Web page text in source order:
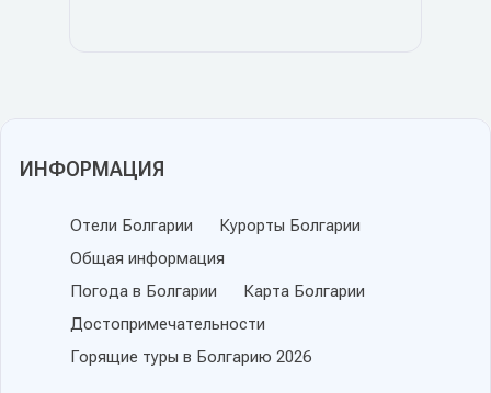
ИНФОРМАЦИЯ
Отели Болгарии
Курорты Болгарии
Общая информация
Погода в Болгарии
Карта Болгарии
Достопримечательности
Горящие туры в Болгарию 2026